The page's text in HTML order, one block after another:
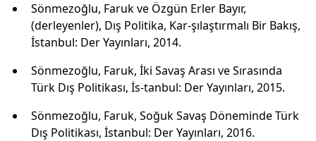
Sönmezoğlu, Faruk ve Özgün Erler Bayır,
(derleyenler), Dış Politika, Kar-şılaştırmalı Bir Bakış,
İstanbul: Der Yayınları, 2014.
Sönmezoğlu, Faruk, İki Savaş Arası ve Sırasında
Türk Dış Politikası, İs-tanbul: Der Yayınları, 2015.
Sönmezoğlu, Faruk, Soğuk Savaş Döneminde Türk
Dış Politikası, İstanbul: Der Yayınları, 2016.